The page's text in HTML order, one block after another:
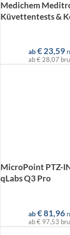
Medichem
Küvettentests &
ab €23,59
ab€ 28,07
MicroPoint PTZ-
qLabs Q3 Pro
ab €81,96
ab€ 97,53